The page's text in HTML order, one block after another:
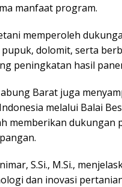
manfaat program.
memperoleh
dolomit, serta
peningkatan hasil
Barat juga
melalui Balai
memberikan dukungan
S.Si., M.Si.,
dan inovasi